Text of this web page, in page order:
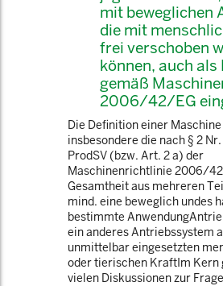
mit beweglichen
die mit
frei verschoben
können, auch als
gemäß
2006/42/EG
Die Definition einer
insbesondere die nach § 2
ProdSV (bzw. Art. 2 a) der
Maschinenrichtlinie 2006/
Gesamtheit aus mehreren
mind. eine beweglich undes
bestimmte
ein anderes Antriebssystem
unmittelbar eingesetzten
oder tierischen KraftIm Kern
vielen Diskussionen zur